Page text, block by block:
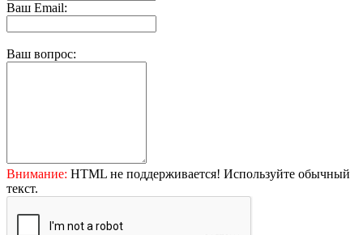
Ваш Email:
Ваш вопрос:
Внимание: HTML не поддерживается! Используйте обычный
текст.